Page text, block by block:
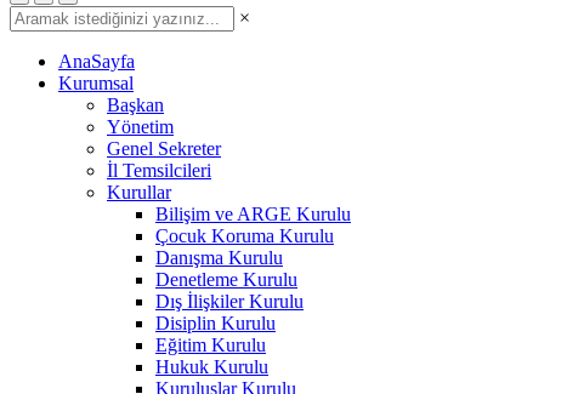
×
AnaSayfa
Kurumsal
Başkan
Yönetim
Genel Sekreter
İl Temsilcileri
Kurullar
Bilişim ve ARGE Kurulu
Çocuk Koruma Kurulu
Danışma Kurulu
Denetleme Kurulu
Dış İlişkiler Kurulu
Disiplin Kurulu
Eğitim Kurulu
Hukuk Kurulu
Kuruluşlar Kurulu